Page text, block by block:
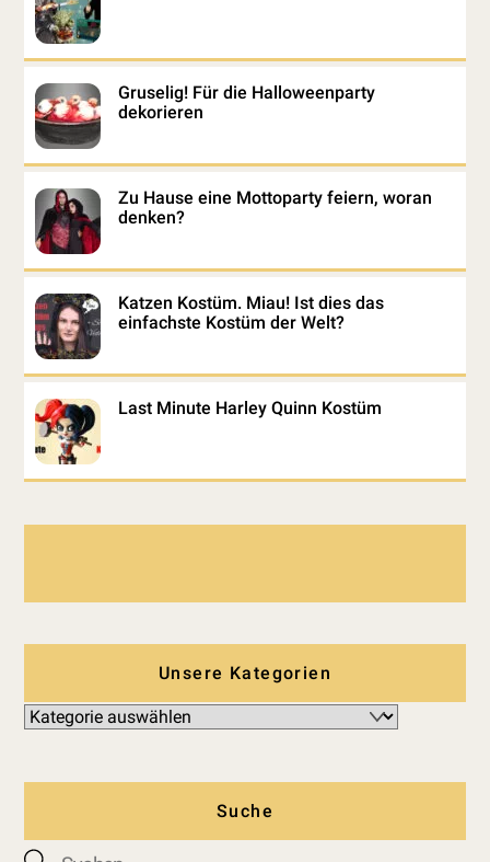
Gruselig! Für die Halloweenparty
dekorieren
Zu Hause eine Mottoparty feiern, woran
denken?
Katzen Kostüm. Miau! Ist dies das
einfachste Kostüm der Welt?
Last Minute Harley Quinn Kostüm
Unsere Kategorien
Suche